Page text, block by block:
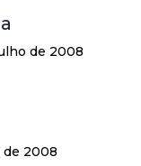
de 2008
de 2008